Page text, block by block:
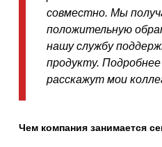
совместно. Мы
положительную
нашу службу
продукту.
расскажут мои
Чем компания занимается